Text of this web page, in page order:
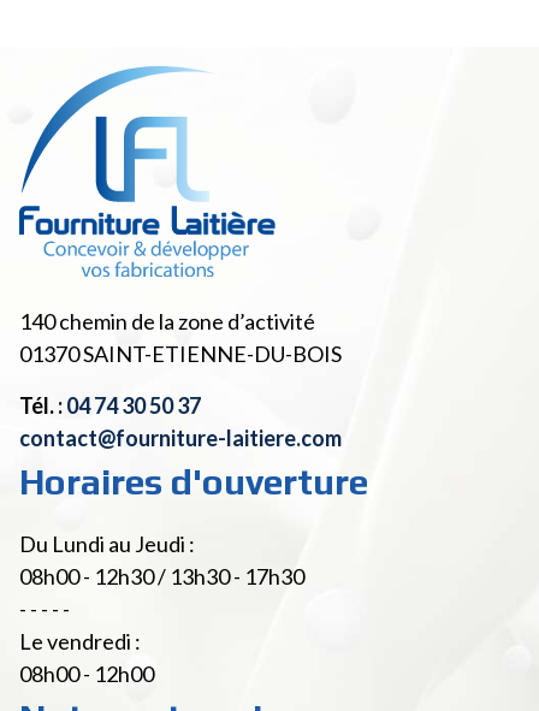
140 chemin de la zone d’activité
01370SAINT-ETIENNE-DU-BOIS
Tél. :04 74 30 50 37
contact@fourniture-laitiere.com
Horaires d'ouverture
Du Lundi au Jeudi :
08h00 - 12h30 / 13h30 - 17h30
- - - - -
Le vendredi :
08h00 - 12h00